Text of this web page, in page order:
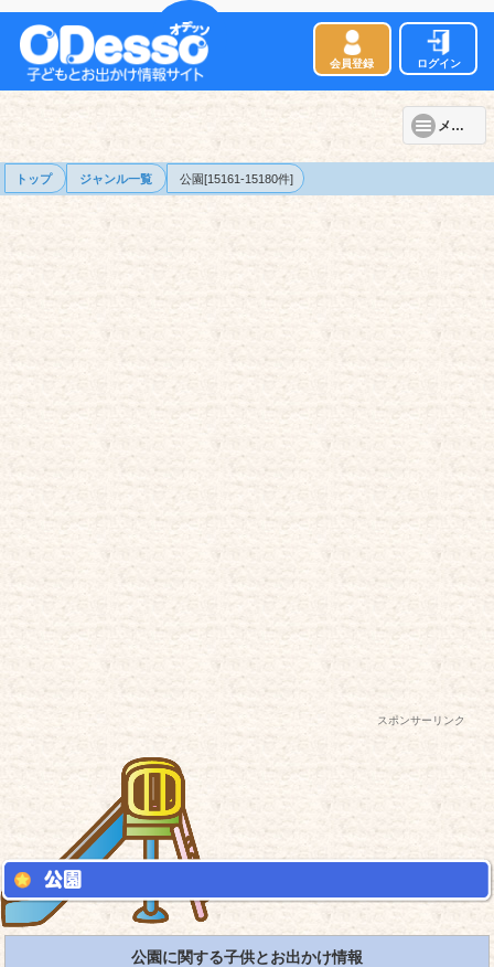
会員登録 ログイン
メニュー
トップ ジャンル一覧 公園[15161-15180件]
スポンサーリンク
公園に関する子供とお出かけ情報